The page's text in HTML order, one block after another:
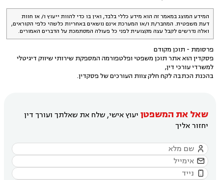
המידע המוצג במאמר זה הוא מידע כללי בלבד, ואין בו כדי להוות ייעוץ ו/ או חוות
דעת משפטית. המחבר/ת ו/או המערכת אינם נושאים באחריות כלשהי כלפי הקוראים,
ואלה נדרשים לקבל עצה מקצועית לפני כל פעולה המסתמכת על הדברים האמורים.
פרסומת - תוכן מקודם
פסקדין הוא אתר תוכן משפטי ופלטפורמה המספקת שירותי שיווק דיגיטלי
למשרדי עורכי דין,
בהכנת הכתבה לקח חלק צוות העורכים של פסקדין.
שאל את המשפטן יעוץ אישי, שלח את שאלתך ועורך דין
יחזור אליך


